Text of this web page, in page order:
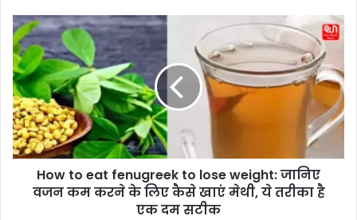
H
o
w
t
o
e
a
t
f
How to eat fenugreek to lose weight: जानिए
वजन कम करने के लिए कैसे खाएं मेथी, ये तरीका है
एक दम सटीक